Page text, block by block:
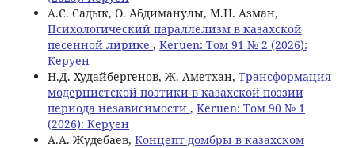
А.С. Садык, О. Абдиманулы, M.Н. Азман,
Психологический параллелизм в казахской
песенной лирике , Keruen: Том 91 № 2 (2026):
Керуен
Н.Д. Худайбергенов, Ж. Аметхан, Трансформация
модернистской поэтики в казахской поэзии
периода независимости , Keruen: Том 90 № 1
(2026): Керуен
А.А. Жудебаев, Концепт домбры в казахском